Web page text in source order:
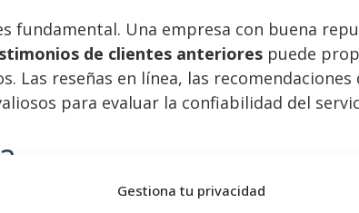
Gestiona tu privacidad
fundamental. Una empresa con buena
de clientes anteriores puede
Las reseñas en línea, las
para evaluar la confiabilidad del
en el campo del saneamiento son